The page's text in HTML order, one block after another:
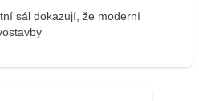
sál dokazují, že moderní